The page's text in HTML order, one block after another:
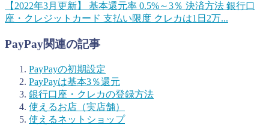
【2022年3月更新】
基本還元率 0.5%～3％ 決済方法 銀行口
座・クレジットカード 支払い限度 クレカは1日2万...
PayPay関連の記事
PayPayの初期設定
PayPayは基本3％還元
銀行口座・クレカの登録方法
使えるお店（実店舗）
使えるネットショップ